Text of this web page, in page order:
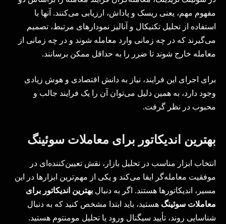
مفهوم مهم، یعنی ریسک و پاداش، ارزیابی می‌کنند. آنها با
استفاده از تحلیل تکنیکال و آنالیز نمودارهای مرتبط، تصمیم
می‌گیرند که در چه زمانی وارد معامله شوند و در چه زمانی از
معامله خارج شوند تا ضرر را به حداقل ممکن برسانند.
برای اجرای این فرایند، نیاز به دانش اقتصادی و هوش زیادی
وجود دارد، به همین دلیل می‌توان آن را یک فرایند جالب و
محبوب در نظر گرفت.
بهترین اندیکاتور برای معاملات سوئینگ
انتخاب ابزار مناسب در تحلیل بازار، نقش تعیین‌کننده‌ای در
موفقیت معامله‌گر ایفا می‌کند و یکی از مهم‌ترین ابزارها در این
مسیر، اندیکاتورها هستند. اگر به دنبال بهترین اندیکاتور برای
معاملات سوئینگ هستید، باید ابتدا مشخص کنید که به دنبال
شناسایی روند، تأیید سیگنال ورود یا تحلیل مومنتوم هستید.